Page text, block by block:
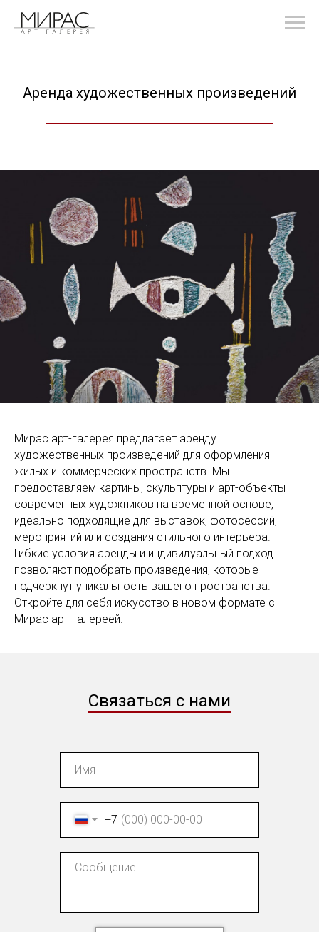
Аренда художественных произведений
Мирас арт-галерея предлагает аренду
художественных произведений для оформления
жилых и коммерческих пространств. Мы
предоставляем картины, скульптуры и арт-объекты
современных художников на временной основе,
идеально подходящие для выставок, фотосессий,
мероприятий или создания стильного интерьера.
Гибкие условия аренды и индивидуальный подход
позволяют подобрать произведения, которые
подчеркнут уникальность вашего пространства.
Откройте для себя искусство в новом формате с
Мирас арт-галереей.
+7
Связаться с нами